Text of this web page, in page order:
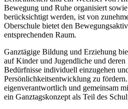
Bewegung und Ruhe organisiert
berücksichtigt werden, ist von
Oberschule bietet den
entsprechenden Raum.
Ganztägige Bildung und Erziehung
auf Kinder und Jugendliche und deren
Bedürfnisse individuell einzugehen
Persönlichkeitsentwicklung zu
eigenverantwortlich und gemeinsam
ein Ganztagskonzept als Teil des